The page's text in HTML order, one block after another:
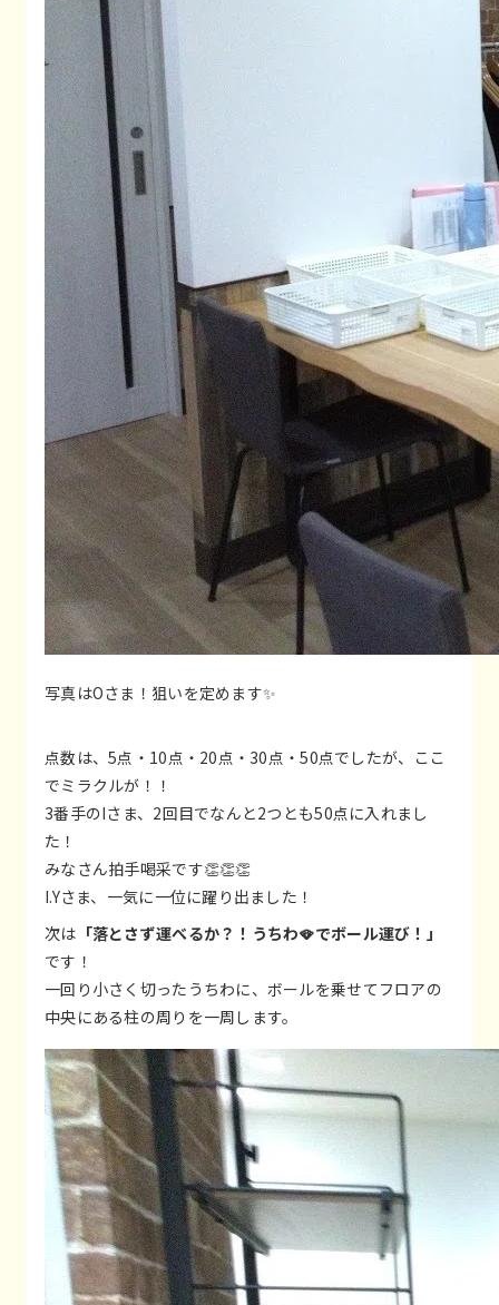
写真はOさま！狙いを定めます✨
点数は、5点・10点・20点・30点・50点でしたが、ここ
でミラクルが！！
3番手のIさま、2回目でなんと2つとも50点に入れまし
た！
みなさん拍手喝采です👏👏👏
I.Yさま、一気に一位に躍り出ました！
次は 「落とさず運べるか？！うちわ🪭でボール運び！」
です！
一回り小さく切ったうちわに、ボールを乗せてフロアの
中央にある柱の周りを一周します。